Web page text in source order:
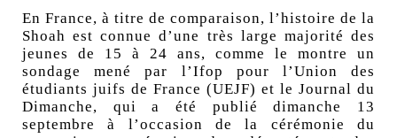
En France, à titre de comparaison, l’histoire de la
Shoah est connue d’une très large majorité des
jeunes de 15 à 24 ans, comme le montreun
sondage mené par l’Ifop pour l’Union des
étudiants juifs de France (UEJF) et le Journal du
Dimanche, qui a été publié dimanche 13
septembre à l’occasion de la cérémonie du